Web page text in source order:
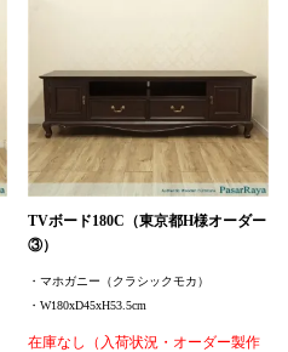
TVボード180C（東京都H様オーダー
③）
・マホガニー（クラシックモカ）
・W180xD45xH53.5cm
在庫なし（入荷状況・オーダー製作